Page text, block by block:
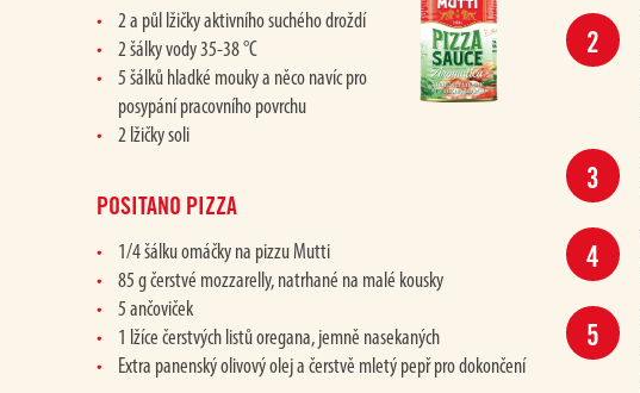
2 a půl lžičky aktivního suchého droždí
2 šálky vody 35-38 °C
5 šálků hladké mouky a něco navíc pro
posypání pracovního povrchu
2 lžičky soli
POSITANO PIZZA
1/4 šálku omáčky na pizzu Mutti
85 g čerstvé mozzarelly, natrhané na malé kousky
5 ančoviček
1 lžíce čerstvých listů oregana, jemně nasekaných
Extra panenský olivový olej a čerstvě mletý pepř pro dokončení